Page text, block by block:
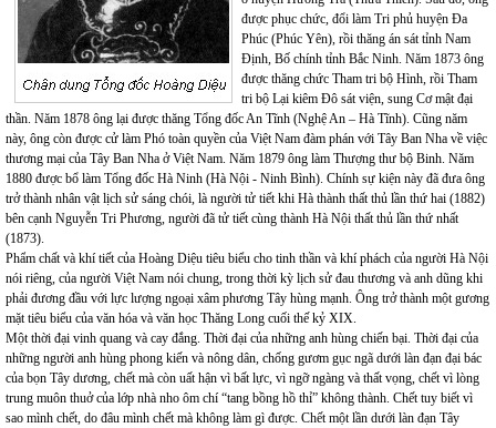
được phục chức, đổi làm Tri phủ huyện Đa
Phúc (Phúc Yên), rồi thăng án sát tỉnh Nam
Định, Bố chính tỉnh Bắc Ninh. Năm 1873 ông
được thăng chức Tham tri bộ Hình, rồi Tham
tri bộ Lại kiêm Đô sát viện, sung Cơ mật đại
thần. Năm 1878 ông lại được thăng Tổng đốc An Tĩnh (Nghệ An – Hà Tĩnh). Cũng năm
này, ông còn được cử làm Phó toàn quyền của Việt Nam đàm phán với Tây Ban Nha về việc
thương mại của Tây Ban Nha ở Việt Nam. Năm 1879 ông làm Thượng thư bộ Binh. Năm
1880 được bổ làm Tổng đốc Hà Ninh (Hà Nội - Ninh Bình). Chính sự kiện này đã đưa ông
trở thành nhân vật lịch sử sáng chói, là người tử tiết khi Hà thành thất thủ lần thứ hai (1882)
bên cạnh Nguyễn Tri Phương, người đã tử tiết cùng thành Hà Nội thất thủ lần thứ nhất
(1873).
Phẩm chất và khí tiết của Hoàng Diệu tiêu biểu cho tinh thần và khí phách của người Hà Nội
nói riêng, của người Việt Nam nói chung, trong thời kỳ lịch sử đau thương và anh dũng khi
phải đương đầu với lực lượng ngoại xâm phương Tây hùng mạnh. Ông trở thành một gương
mặt tiêu biểu của văn hóa và văn học Thăng Long cuối thế kỷ XIX.
Một thời đại vinh quang và cay đắng. Thời đại của những anh hùng chiến bại. Thời đại của
những người anh hùng phong kiến và nông dân, chống gươm gục ngã dưới làn đạn đại bác
của bọn Tây dương, chết mà còn uất hận vì bất lực, vì ngỡ ngàng và thất vọng, chết vì lòng
trung muôn thuở của lớp nhà nho ôm chí “tang bồng hồ thỉ” không thành. Chết tuy biết vì
sao mình chết, do đâu mình chết mà không làm gì được. Chết một lần dưới làn đạn Tây